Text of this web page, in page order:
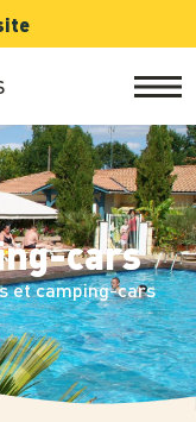
cars
et camping-cars